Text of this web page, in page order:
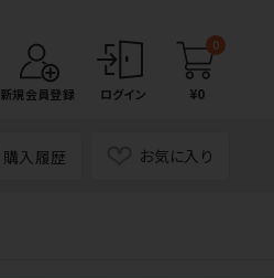
新規会員登録 ログイン
0
¥0
購入履歴 お気に入り